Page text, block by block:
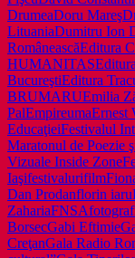
DrumeaDoru Mareş
LituaniaDumitru Ion
RomâneascăEditura
HUMANITAS
BucureştiEditura
BRUMARUEmilia
PalEmpireumaErnest
EducaţieiFestivalul
Maratonul de Poezie
Vizuale Inside Zone
Iaşifestivalurifilm
Dan Prodanflorin iaru
ZahariaFNSA
BorsecGabi Eftimie
CreţanGala Radio